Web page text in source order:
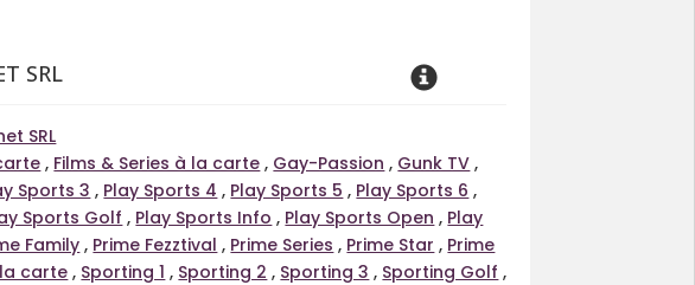
SRL
SRL
, Films & Series à la carte , Gay-Passion , Gunk TV ,
Sports 3 , Play Sports 4 , Play Sports 5 , Play Sports 6 ,
Sports Golf , Play Sports Info , Play Sports Open , Play
Family , Prime Fezztival , Prime Series , Prime Star , Prime
carte , Sporting 1 , Sporting 2 , Sporting 3 , Sporting Golf ,